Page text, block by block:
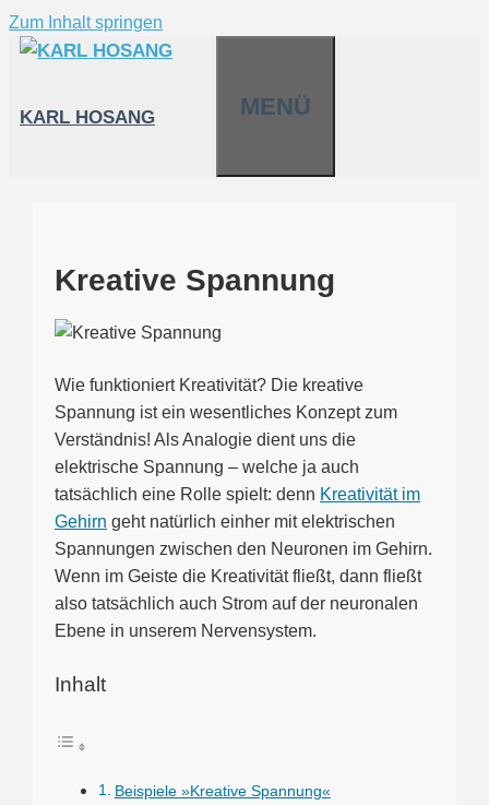
Zum Inhalt springen
KARL HOSANG MENÜ
Kreative Spannung
Wie funktioniert Kreativität? Die kreative
Spannung ist ein wesentliches Konzept zum
Verständnis! Als Analogie dient uns die
elektrische Spannung – welche ja auch
tatsächlich eine Rolle spielt: denn Kreativität im
Gehirn geht natürlich einher mit elektrischen
Spannungen zwischen den Neuronen im Gehirn.
Wenn im Geiste die Kreativität fließt, dann fließt
also tatsächlich auch Strom auf der neuronalen
Ebene in unserem Nervensystem.
Inhalt
Beispiele »Kreative Spannung«